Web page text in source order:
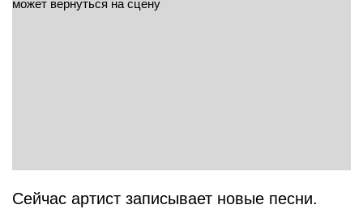
Сейчас артист записывает новые песни.